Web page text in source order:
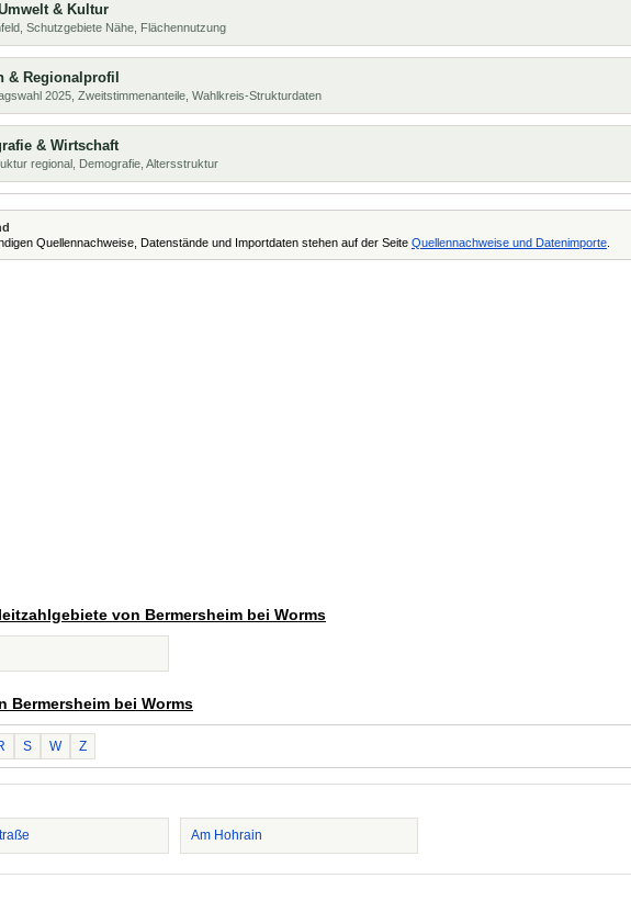
& Kultur
Schutzgebiete Nähe, Flächennutzung
& Regionalprofil
2025, Zweitstimmenanteile, Wahlkreis-Strukturdaten
& Wirtschaft
regional, Demografie, Altersstruktur
Quellennachweise, Datenstände und Importdaten stehen auf der Seite Quellennachweise und Datenimporte
von Bermersheim bei Worms
Bermersheim bei Worms
S W Z
Am Hohrain